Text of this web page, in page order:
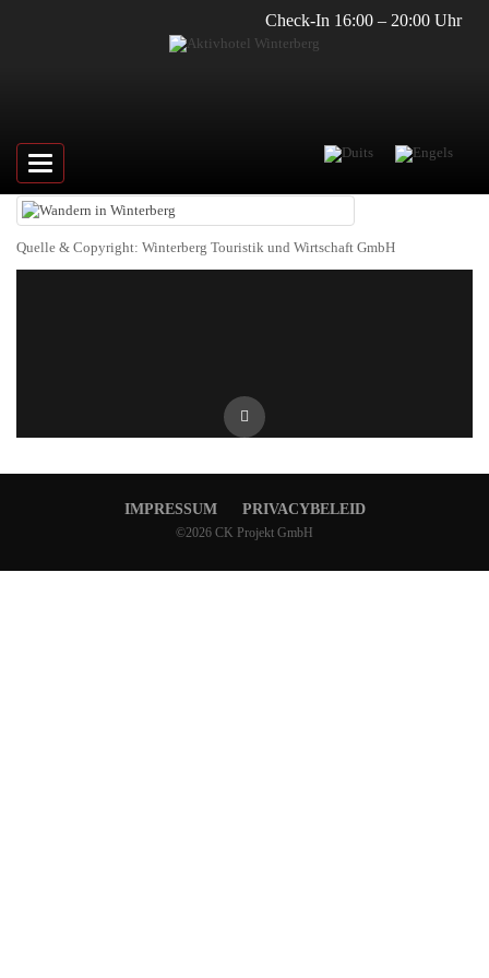
Check-In 16:00 – 20:00 Uhr
Toggle
navigation
Quelle & Copyright: Winterberg Touristik und Wirtschaft GmbH
IMPRESSUM PRIVACYBELEID
©2026 CK Projekt GmbH